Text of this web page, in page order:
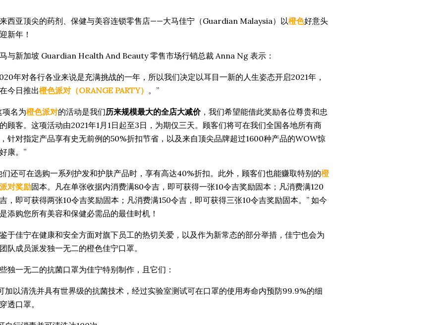
西亚顶尖的药剂、保健与美容连锁零售店——大马佳宁（Guardian Malaysia）以橙色好意头
新年！
与新加坡 Guardian Health And Beauty 零售市场行销总裁 Anna Ng 表示：
年对各行各业来说是充满挑战的一年，所以我们决定以耳目一新的人生姿态开启2021年，
今日推出橙色派对（ORANGE PARTY） 。”
项名为橙色派对的活动是我们历来规模最大的全店大减价，我们希望能借此奖励各位尊贵和忠
顾客。这项活动由2021年1月1日起至3日，为期仅三天。顾客们将可在我们全国各地所有商
针对指定产品享有史无前例的50%折扣节省，以及来自顶尖品牌超过1600种产品的WOW惊
康。”
们还可在选购一系列护发和护肤产品时，享有高达40%折扣。此外，顾客们也能赚取特别的橙
对奖励固本。凡在单张收据内消费满80令吉，即可获得一张10令吉奖励固本；凡消费满120
，即可获得两张10令吉奖励固本；凡消费满150令吉，即可获得三张10令吉奖励固本。” 如今
添购您所有美容和保健必需品的最佳时机！
于佳宁在健康和安全方面对旗下员工的热切关爱，以及作为新常态的部分举措，佳宁也会为
队成员派发独一无二的橙色佳宁口罩。
独一无二的抗菌口罩为佳宁特别制作，且它们：
加以清洗并具有世界级的抗菌技术，经过实验室测试可在口罩的使用寿命内预防99.9%的细
透口罩。